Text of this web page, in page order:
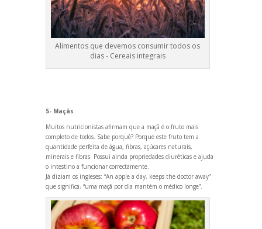
Alimentos que devemos consumir todos os
dias - Cereais integrais
5- Maçãs
Muitos nutricionistas afirmam que a maçã é o fruto mais
completo de todos. Sabe porquê? Porque este fruto tem a
quantidade perfeita de água, fibras, açúcares naturais,
minerais e fibras. Possui ainda propriedades diuréticas e ajuda
o intestino a funcionar correctamente.
Já diziam os ingleses: “An apple a day, keeps the doctor away”
que significa, “uma maçã por dia mantém o médico longe”.